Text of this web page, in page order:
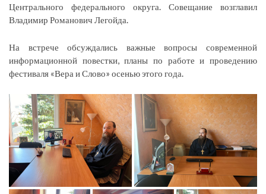
Центрального федерального округа. Совещание возглавил
Владимир Романович Легойда.
На встрече обсуждались важные вопросы современной
информационной повестки, планы по работе и проведению
фестиваля «Вера и Слово» осенью этого года.